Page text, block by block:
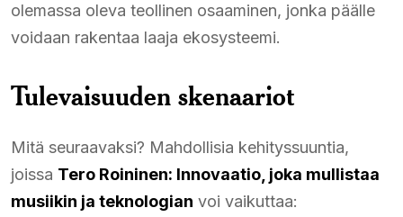
olemassa oleva teollinen osaaminen, jonka päälle
voidaan rakentaa laaja ekosysteemi.
Tulevaisuuden skenaariot
Mitä seuraavaksi? Mahdollisia kehityssuuntia,
joissa Tero Roininen: Innovaatio, joka mullistaa
musiikin ja teknologian voi vaikuttaa: